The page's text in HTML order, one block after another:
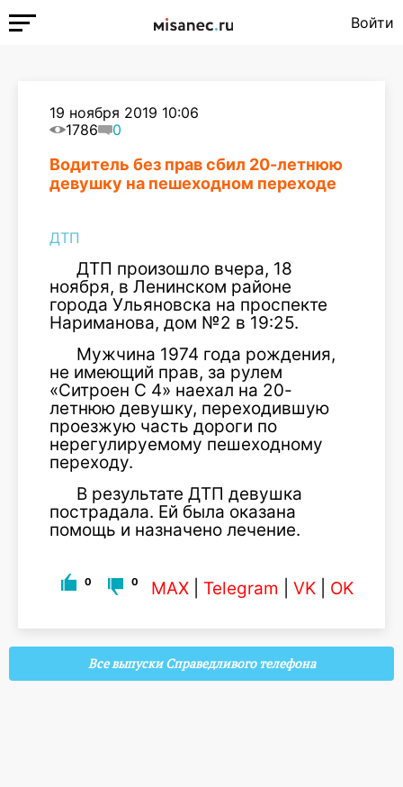
Войти
19 ноября 2019 10:06
1786
0
Водитель без прав сбил 20-летнюю
девушку на пешеходном переходе
ДТП
ДТП произошло вчера, 18
ноября, в Ленинском районе
города Ульяновска на проспекте
Нариманова, дом №2 в 19:25.
Мужчина 1974 года рождения,
не имеющий прав, за рулем
«Ситроен С 4» наехал на 20-
летнюю девушку, переходившую
проезжую часть дороги по
нерегулируемому пешеходному
переходу.
В результате ДТП девушка
пострадала. Ей была оказана
помощь и назначено лечение.
0 0 MAX Telegram VK OK
Все выпуски Справедливого телефона